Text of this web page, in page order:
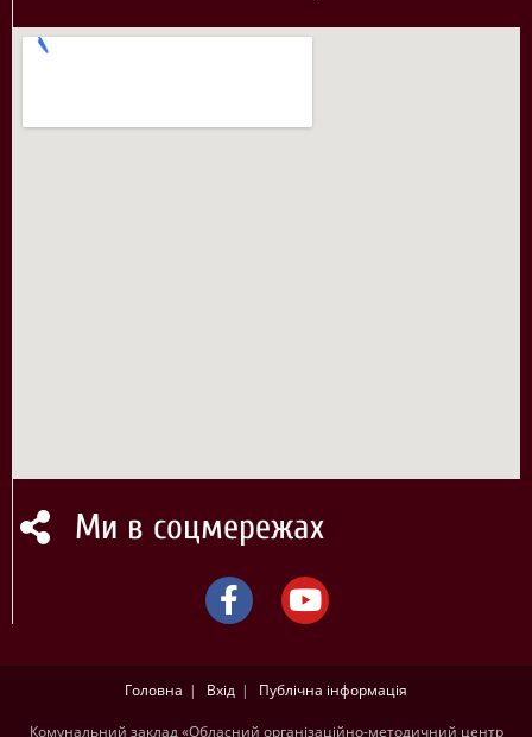
Ми в соцмережах
Головна Вхід Публічна інформація
Комунальний заклад «Обласний організаційно-методичний центр